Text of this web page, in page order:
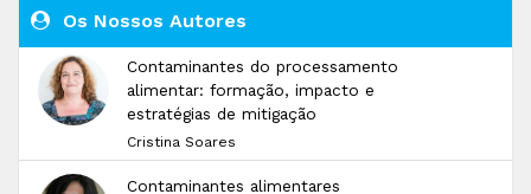
Os Nossos Autores
Contaminantes do processamento
alimentar: formação, impacto e
estratégias de mitigação
Cristina Soares
Contaminantes alimentares